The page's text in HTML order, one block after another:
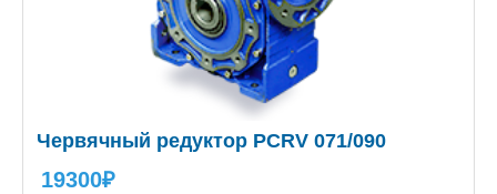
Червячный редуктор PCRV 071/090
19300₽